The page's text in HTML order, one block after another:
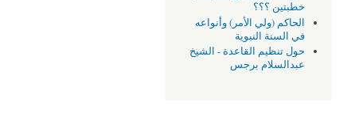
خطبتين ؟؟؟
الحاكم (ولي الأمر) وأنواعه
في السنة النبوية
حول تنظيم القاعدة - الشيخ
عبدالسلام برجس